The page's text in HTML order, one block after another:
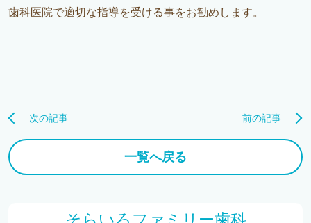
歯科医院で適切な指導を受ける事をお勧めします。
次の記事
一覧へ戻る
前の記事